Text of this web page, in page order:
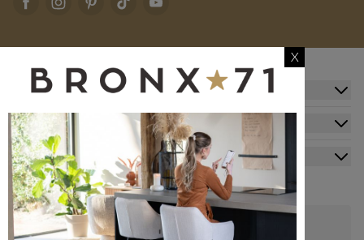
Zusatzinformation
Kundendienst
Mein Konto
Kontakt
X